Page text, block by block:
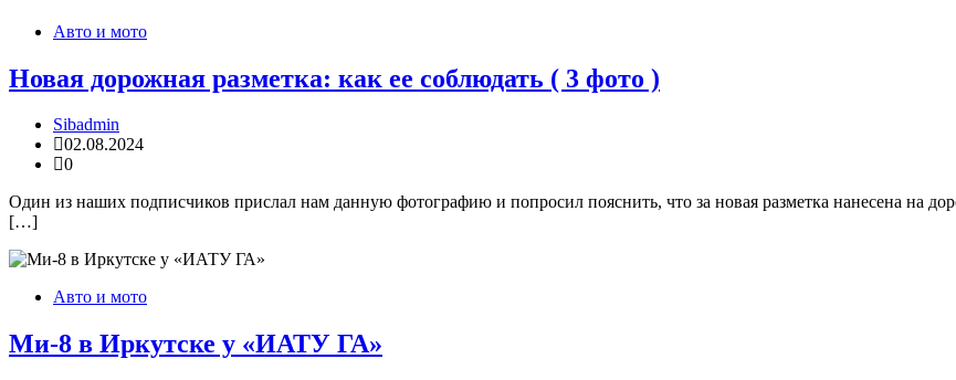
Авто и мото
Новая дорожная разметка: как ее соблюдать ( 3 фото )
Sibadmin
02.08.2024
0
Один из наших подписчиков прислал нам данную фотографию и попросил пояснить, что за новая разметка нанесена на
[…]
Авто и мото
Ми-8 в Иркутске у «ИАТУ ГА»